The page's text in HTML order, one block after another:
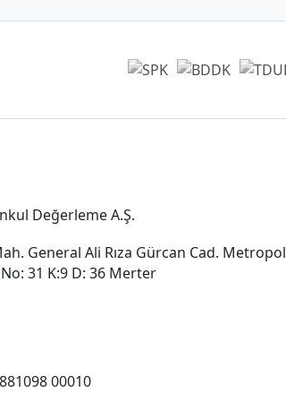
Değerleme A.Ş.
General Ali Rıza Gürcan Cad. Metropol
31 K:9 D: 36 Merter
00010